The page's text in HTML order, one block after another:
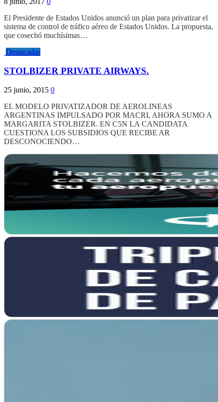
El Presidente de Estados Unidos anunció un plan para privatizar el
sistema de control de tráfico aéreo de Estados Unidos. La propuesta,
que cosechó muchísimas…
Destacadas
STOLBIZER PRIVATE AIRWAYS.
25 junio, 2015 0
EL MODELO PRIVATIZADOR DE AEROLINEAS
ARGENTINAS IMPULSADO POR MACRI, AHORA SUMO A
MARGARITA STOLBIZER. EN C5N LA CANDIDATA
CUESTIONA LOS SUBSIDIOS QUE RECIBE AR
DESCONOCIENDO…